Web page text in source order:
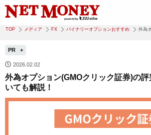
TOP メディア FX バイナリーオプションおすすめ 外為
PR
2026.02.02
外為オプション(GMOクリック証券)の
いても解説！